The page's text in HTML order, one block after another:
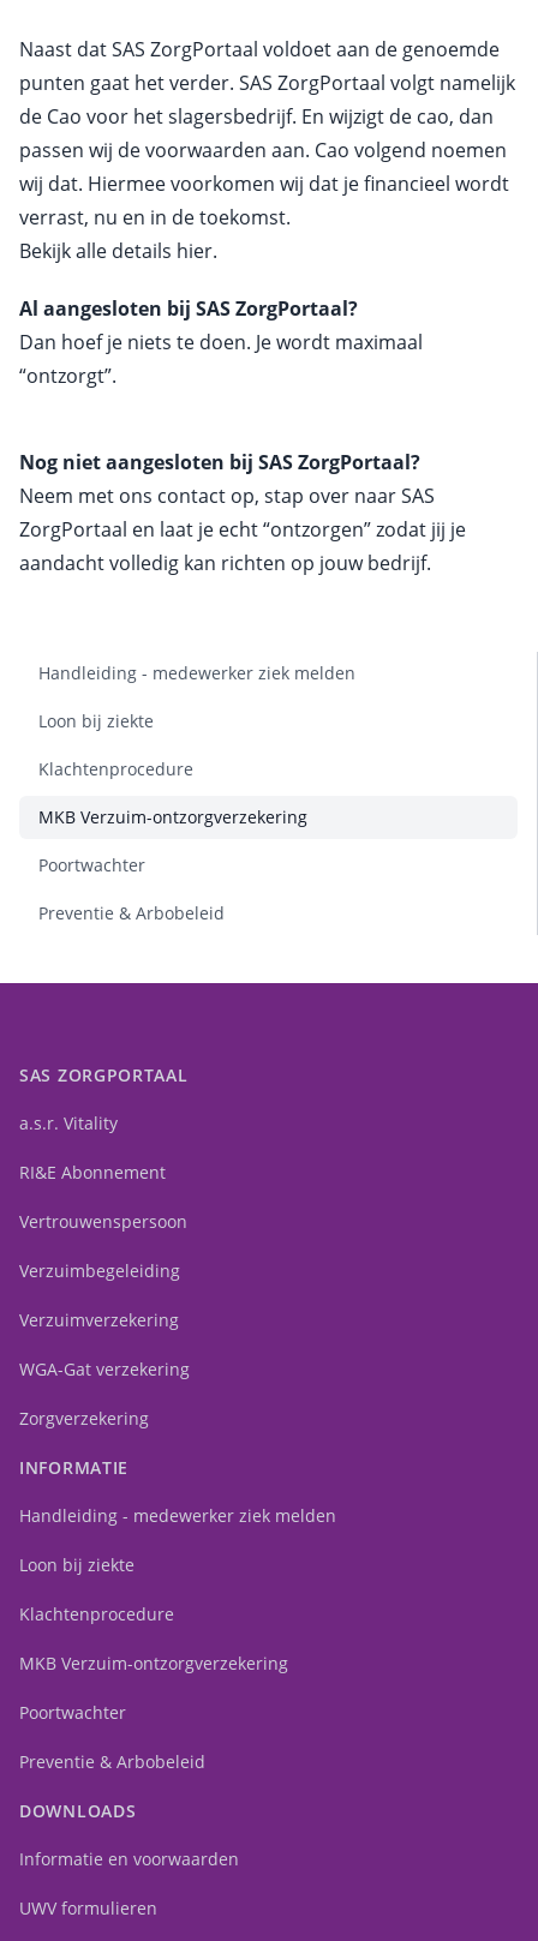
Naast dat SAS ZorgPortaal voldoet aan de genoemde
punten gaat het verder. SAS ZorgPortaal volgt namelijk
de Cao voor het slagersbedrijf. En wijzigt de cao, dan
passen wij de voorwaarden aan. Cao volgend noemen
wij dat. Hiermee voorkomen wij dat je financieel wordt
verrast, nu en in de toekomst.
Bekijk alle details hier.
Al aangesloten bij SAS ZorgPortaal?
Dan hoef je niets te doen. Je wordt maximaal
“ontzorgt”.
Nog niet aangesloten bij SAS ZorgPortaal?
Neem met ons contact op, stap over naar SAS
ZorgPortaal en laat je echt “ontzorgen” zodat jij je
aandacht volledig kan richten op jouw bedrijf.
Handleiding - medewerker ziek melden
Loon bij ziekte
Klachtenprocedure
MKB Verzuim-ontzorgverzekering
Poortwachter
Preventie & Arbobeleid
SAS ZORGPORTAAL
a.s.r. Vitality
RI&E Abonnement
Vertrouwenspersoon
Verzuimbegeleiding
Verzuimverzekering
WGA-Gat verzekering
Zorgverzekering
INFORMATIE
Handleiding - medewerker ziek melden
Loon bij ziekte
Klachtenprocedure
MKB Verzuim-ontzorgverzekering
Poortwachter
Preventie & Arbobeleid
DOWNLOADS
Informatie en voorwaarden
UWV formulieren